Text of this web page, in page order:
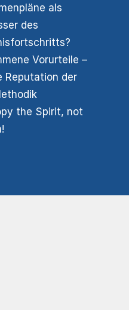
als
des
Vorurteile –
Reputation der
the Spirit, not